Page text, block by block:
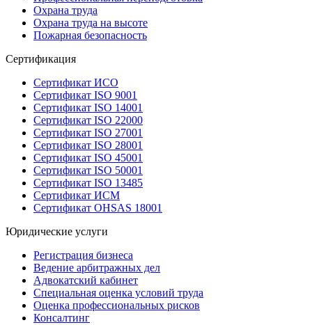
Охрана труда
Охрана труда на высоте
Пожарная безопасность
Сертификация
Сертификат ИСО
Сертификат ISO 9001
Сертификат ISO 14001
Сертификат ISO 22000
Сертификат ISO 27001
Сертификат ISO 28001
Сертификат ISO 45001
Сертификат ISO 50001
Сертификат ISO 13485
Сертификат ИСМ
Сертификат OHSAS 18001
Юридические услуги
Регистрация бизнеса
Ведение арбитражных дел
Адвокатский кабинет
Специальная оценка условий труда
Оценка профессиональных рисков
Консалтинг